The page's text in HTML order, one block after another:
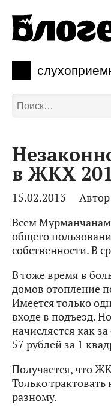
в ЖКХ
15.02.2013
Всем Мурманчанам
общего
собственности. В
В тоже время в
домов отопление
Имеется только
входе в подъезд.
начисляется как
57 рублей за 1
Получается, что
Только
разному.